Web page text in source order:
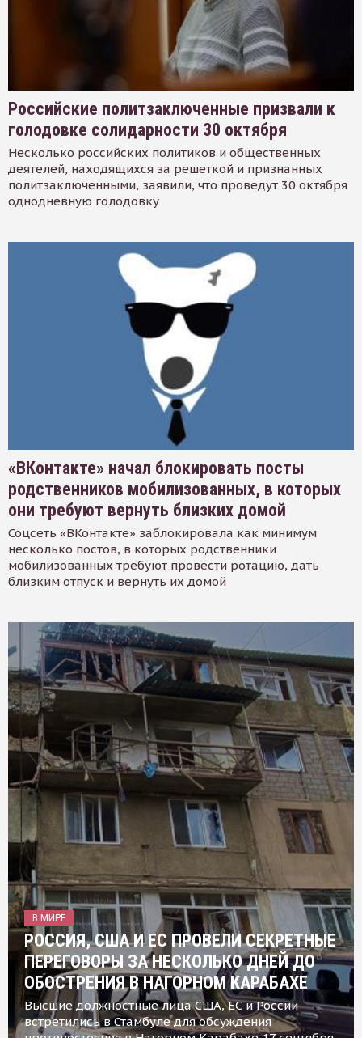
Российские политзаключенные призвали к
голодовке солидарности 30 октября
Несколько российских политиков и общественных
деятелей, находящихся за решеткой и признанных
политзаключенными, заявили, что проведут 30 октября
однодневную голодовку
«ВКонтакте» начал блокировать посты
родственников мобилизованных, в которых
они требуют вернуть близких домой
Соцсеть «ВКонтакте» заблокировала как минимум
несколько постов, в которых родственники
мобилизованных требуют провести ротацию, дать
близким отпуск и вернуть их домой
В МИРЕ
РОССИЯ, США И ЕС ПРОВЕЛИ СЕКРЕТНЫЕ
ПЕРЕГОВОРЫ ЗА НЕСКОЛЬКО ДНЕЙ ДО
ОБОСТРЕНИЯ В НАГОРНОМ КАРАБАХЕ
Высшие должностные лица США, ЕС и России
встретились в Стамбуле для обсуждения